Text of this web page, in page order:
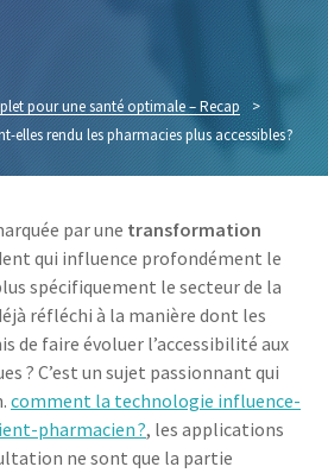
pour une santé optimale – Recap >
elles rendu les pharmacies plus accessibles ?
par une transformation
qui influence profondément le
spécifiquement le secteur de la
réfléchi à la manière dont les
de faire évoluer l’accessibilité aux
? C’est un sujet passionnant qui
comment la technologie influence-
pharmacien ?, les applications
ne sont que la partie